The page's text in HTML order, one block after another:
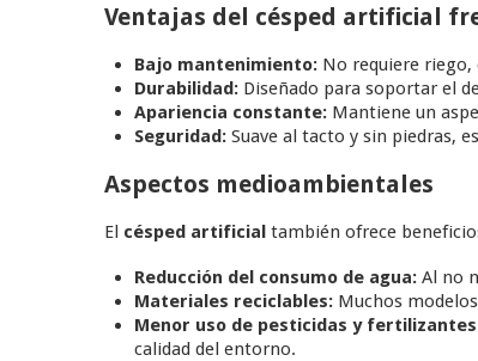
Ventajas del césped artificial
Bajo mantenimiento: No requiere
Durabilidad: Diseñado para soportar el
Apariencia constante: Mantiene un
Seguridad: Suave al tacto y sin piedras,
Aspectos medioambientales
El césped artificial también ofrece
Reducción del consumo de agua: Al no
Materiales reciclables: Muchos
Menor uso de pesticidas y
calidad del entorno.